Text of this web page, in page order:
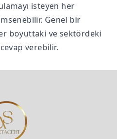
isteyen her
Genel bir
boyuttaki ve sektördeki
verebilir.